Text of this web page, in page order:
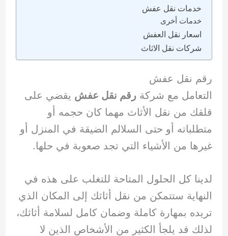
خدمات نقل عفش
خدمات أخرى
اسعار نقل العفش
شركات نقل الاثاث
رقم نقل عفش
التعامل مع شركة رقم نقل عفش يقضي على
قلقك من نقل الأثاث مهما كان حجمه أو
متطلباته أو حتى السلالم الضيقة في المنزل أو
غيرها من الأشياء التي تجد صعوبة في حلها.
لدينا كل الحلول المتاحة للتغلب على هذه في
النهاية ستتمكن من نقل أثاثك إلى المكان الذي
تريده بمهارة كاملة وضمان كامل لسلامة أثاثك،
لذلك قد يلجأ الكثير من الأشخاص الذين لا